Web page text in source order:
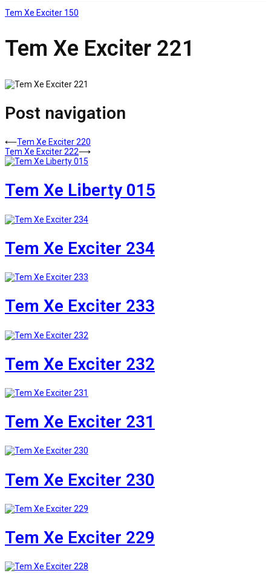
Tem Xe Exciter 150
Tem Xe Exciter 221
Post navigation
⟵Tem Xe Exciter 220
Tem Xe Exciter 222⟶
Tem Xe Liberty 015
Tem Xe Exciter 234
Tem Xe Exciter 233
Tem Xe Exciter 232
Tem Xe Exciter 231
Tem Xe Exciter 230
Tem Xe Exciter 229